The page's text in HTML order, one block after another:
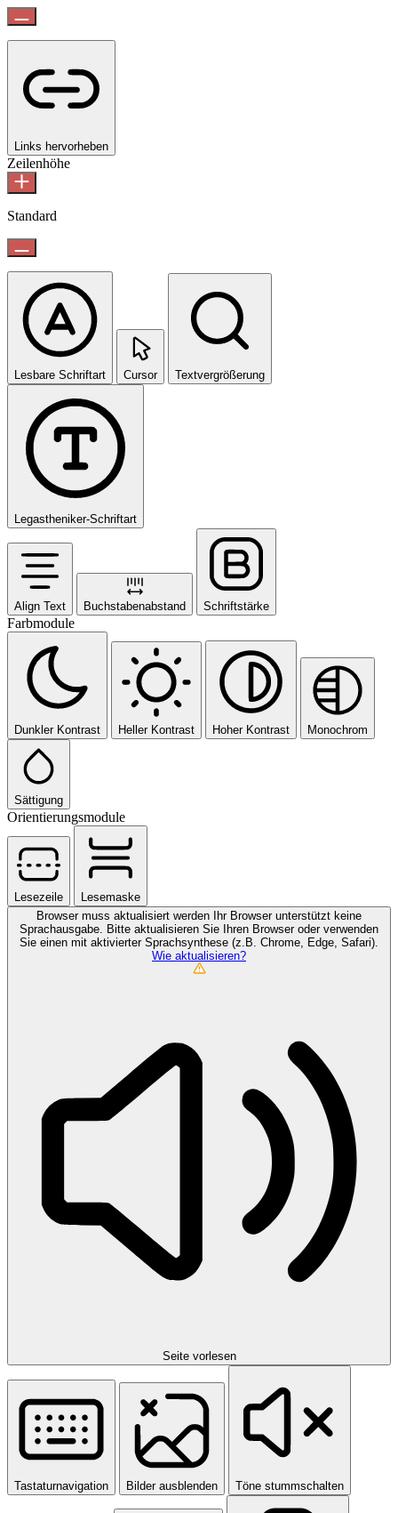
Links hervorheben
Zeilenhöhe
Standard
Lesbare Schriftart Cursor Textvergrößerung
Legastheniker-Schriftart
Align Text Buchstabenabstand Schriftstärke
Farbmodule
Dunkler Kontrast Heller Kontrast Hoher Kontrast Monochrom
Sättigung
Orientierungsmodule
Lesezeile
Lesemaske
Browser muss aktualisiert werden
Ihr Browser unterstützt keine
Sprachausgabe. Bitte aktualisieren Sie Ihren Browser oder verwenden
Sie einen mit aktivierter Sprachsynthese (z.B. Chrome, Edge, Safari).
Wie aktualisieren?
Seite vorlesen
Tastaturnavigation Bilder ausblenden Töne stummschalten